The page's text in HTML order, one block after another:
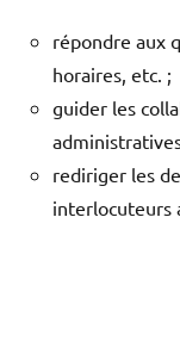
répondre aux
horaires, etc. ;
guider les
rediriger les
interlocuteurs